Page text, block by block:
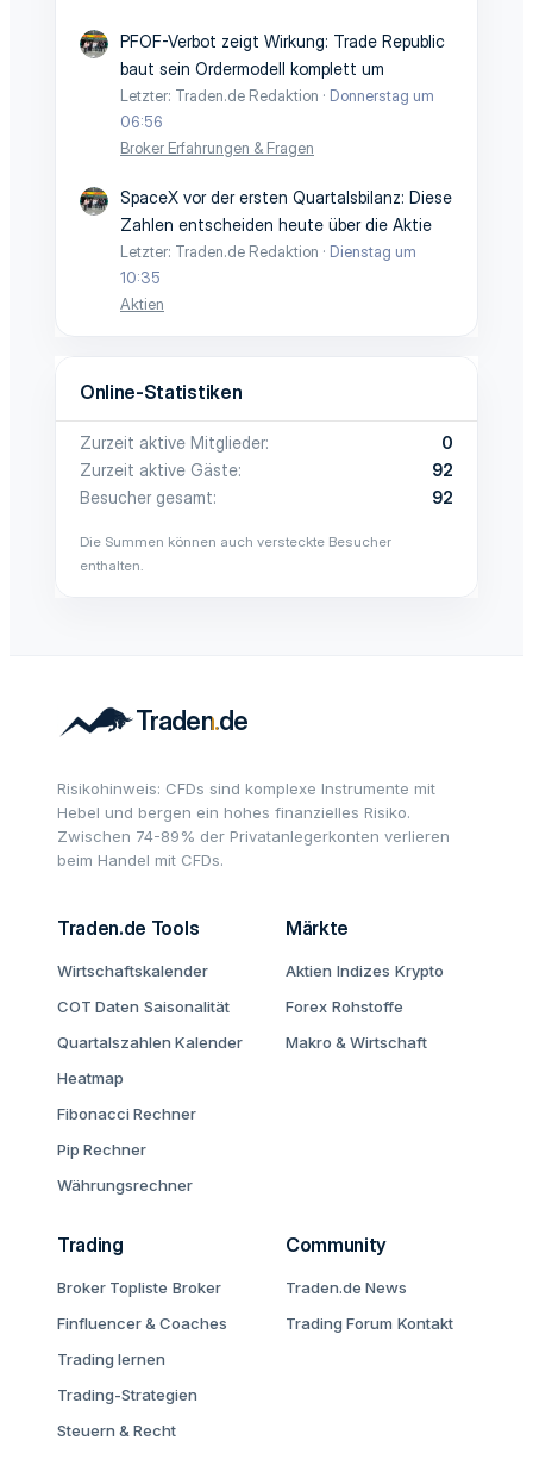
PFOF-Verbot zeigt Wirkung: Trade Republic
baut sein Ordermodell komplett um
Letzter: Traden.de Redaktion
Donnerstag um
06:56
Broker Erfahrungen & Fragen
SpaceX vor der ersten Quartalsbilanz: Diese
Zahlen entscheiden heute über die Aktie
Letzter: Traden.de Redaktion
Dienstag um
10:35
Aktien
Online-Statistiken
Zurzeit aktive Mitglieder
0
Zurzeit aktive Gäste
92
Besucher gesamt
92
Die Summen können auch versteckte Besucher
enthalten.
Risikohinweis: CFDs sind komplexe Instrumente mit
Hebel und bergen ein hohes finanzielles Risiko.
Zwischen 74-89% der Privatanlegerkonten verlieren
beim Handel mit CFDs.
Traden.de Tools
Wirtschaftskalender
COT Daten Saisonalität
Quartalszahlen Kalender
Heatmap
Fibonacci Rechner
Pip Rechner
Währungsrechner
Märkte
Aktien Indizes Krypto
Forex Rohstoffe
Makro & Wirtschaft
Trading
Broker Topliste Broker
Finfluencer & Coaches
Trading lernen
Trading-Strategien
Steuern & Recht
Community
Traden.de News
Trading Forum Kontakt